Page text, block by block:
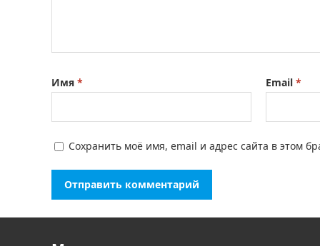
Имя * Email *
Сохранить моё имя, email и адрес сайта в этом